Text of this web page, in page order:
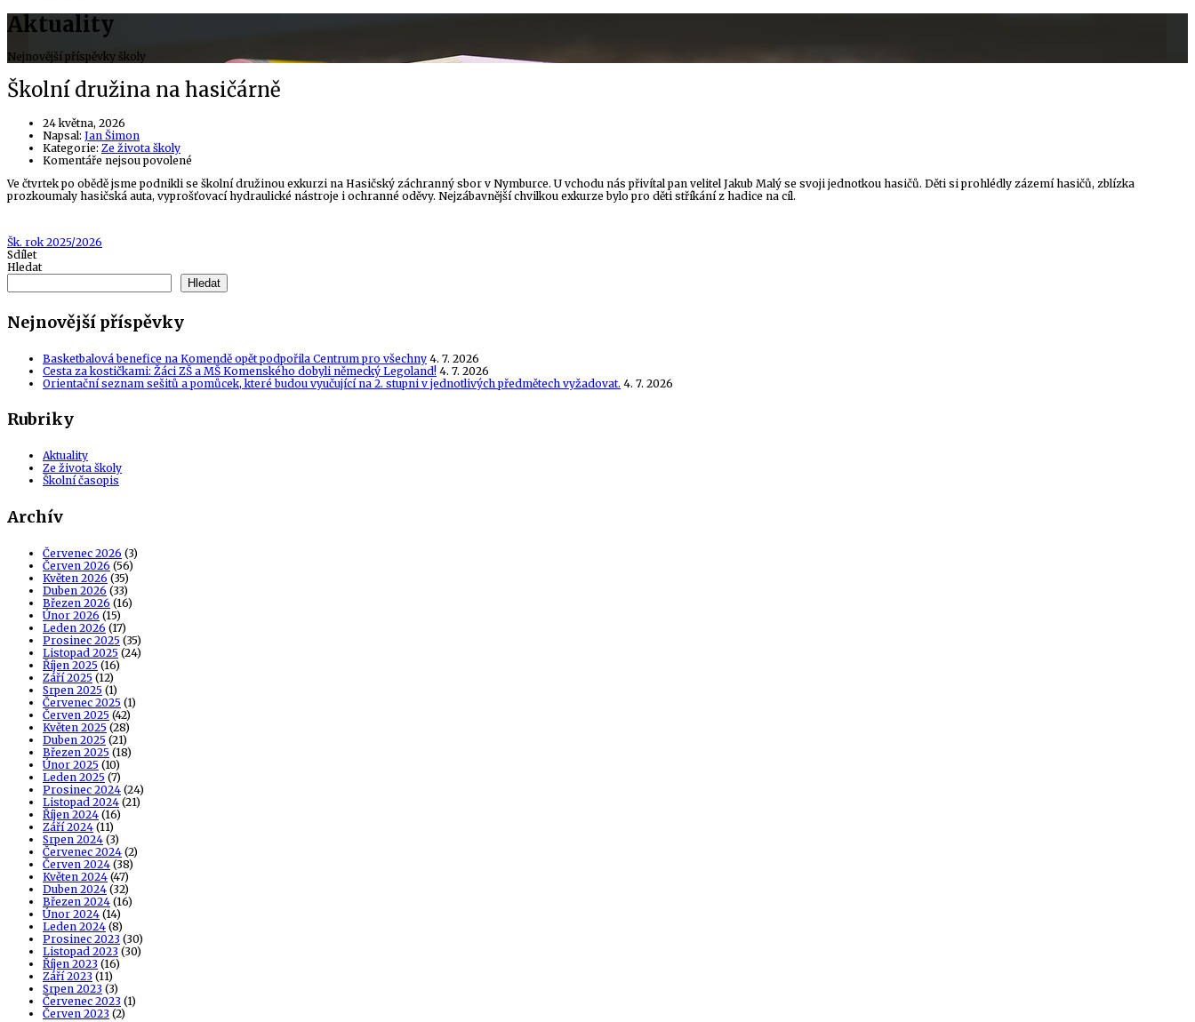
Aktuality
Nejnovější příspěvky školy
Školní družina na hasičárně
24 května, 2026
Napsal: Author
Jan Šimon
Kategorie: Ze života školy
Komentáře nejsou povolené
s
názvem
Ve čtvrtek po obědě jsme podnikli se školní družinou exkurzi na Hasičský záchranný sbor v Nymburce. U vchodu nás přivítal pan velitel Jakub Malý se svoji jednotkou hasičů. Děti si prohlédly zázemí hasičů, zblízka
prozkoumaly hasičská auta, vyprošťovací hydraulické nástroje i ochranné oděvy. Nejzábavnější chvilkou exkurze bylo pro děti stříkání z hadice na cíl.
Tags
Šk. rok 2025/2026
Sdílet
Hledat
Hledat
Nejnovější příspěvky
Basketbalová benefice na Komendě opět podpořila Centrum pro všechny 4. 7. 2026
Cesta za kostičkami: Žáci ZŠ a MŠ Komenského dobyli německý Legoland! 4. 7. 2026
Orientační seznam sešitů a pomůcek, které budou vyučující na 2. stupni v jednotlivých předmětech vyžadovat. 4. 7. 2026
Rubriky
Aktuality
Ze života školy
Školní časopis
Archív
Červenec 2026 (3)
Červen 2026 (56)
Květen 2026 (35)
Duben 2026 (33)
Březen 2026 (16)
Únor 2026 (15)
Leden 2026 (17)
Prosinec 2025 (35)
Listopad 2025 (24)
Říjen 2025 (16)
Září 2025 (12)
Srpen 2025 (1)
Červenec 2025 (1)
Červen 2025 (42)
Květen 2025 (28)
Duben 2025 (21)
Březen 2025 (18)
Únor 2025 (10)
Leden 2025 (7)
Prosinec 2024 (24)
Listopad 2024 (21)
Říjen 2024 (16)
Září 2024 (11)
Srpen 2024 (3)
Červenec 2024 (2)
Červen 2024 (38)
Květen 2024 (47)
Duben 2024 (32)
Březen 2024 (16)
Únor 2024 (14)
Leden 2024 (8)
Prosinec 2023 (30)
Listopad 2023 (30)
Říjen 2023 (16)
Září 2023 (11)
Srpen 2023 (3)
Červenec 2023 (1)
Červen 2023 (2)